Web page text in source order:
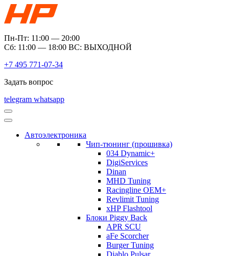
Пн-Пт: 11:00 — 20:00
Сб: 11:00 — 18:00 ВС: ВЫХОДНОЙ
+7 495 771-07-34
Задать вопрос
telegram whatsapp
Автоэлектроника
Чип-тюнинг (прошивка)
034 Dynamic+
DigiServices
Dinan
MHD Tuning
Racingline OEM+
Revlimit Tuning
xHP Flashtool
Блоки Piggy Back
APR SCU
aFe Scorcher
Burger Tuning
Diablo Pulsar